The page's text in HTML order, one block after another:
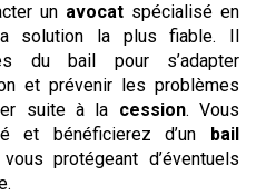
un avocat spécialisé en
solution la plus fiable. Il
du bail pour s’adapter
et prévenir les problèmes
suite à la cession. Vous
et bénéficierez d’un bail
protégeant d’éventuels